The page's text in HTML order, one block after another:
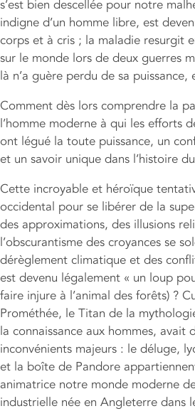
s’est bien descellée pour notre
indigne d’un homme libre, est
corps et à cris ; la maladie resurgit
sur le monde lors de deux guerres
là n’a guère perdu de sa puissance,
Comment dès lors comprendre la
l’homme moderne à qui les efforts
ont légué la toute puissance, un
et un savoir unique dans l’histoire
Cette incroyable et héroïque
occidental pour se libérer de la
des approximations, des illusions
l’obscurantisme des croyances se
dérèglement climatique et des
est devenu légalement « un loup
faire injure à l’animal des forêts) ?
Prométhée, le Titan de la
la connaissance aux hommes, avait
inconvénients majeurs : le déluge,
et la boîte de Pandore
animatrice notre monde moderne
industrielle née en Angleterre dans